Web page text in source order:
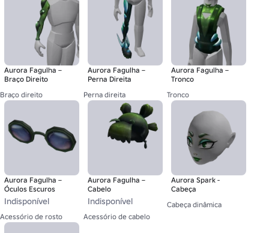
Aurora Fagulha –
Braço Direito
Braço direito
Aurora Fagulha –
Perna Direita
Perna direita
Aurora Fagulha –
Tronco
Tronco
Aurora Fagulha –
Óculos Escuros
Indisponível
Acessório de rosto
Aurora Fagulha –
Cabelo
Indisponível
Acessório de cabelo
Aurora Spark -
Cabeça
Cabeça dinâmica